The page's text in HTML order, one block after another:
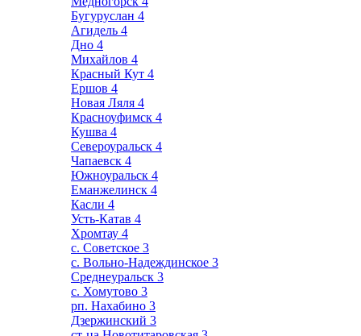
Бугуруслан 4
Агидель 4
Дно 4
Михайлов 4
Красный Кут 4
Ершов 4
Новая Ляля 4
Красноуфимск 4
Кушва 4
Североуральск 4
Чапаевск 4
Южноуральск 4
Еманжелинск 4
Касли 4
Усть-Катав 4
Хромтау 4
с. Советское 3
с. Вольно-Надеждинское 3
Среднеуральск 3
с. Хомутово 3
рп. Нахабино 3
Дзержинский 3